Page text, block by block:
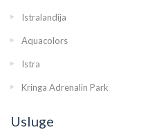
Istralandija
Aquacolors
Istra
Kringa Adrenalin Park
Usluge